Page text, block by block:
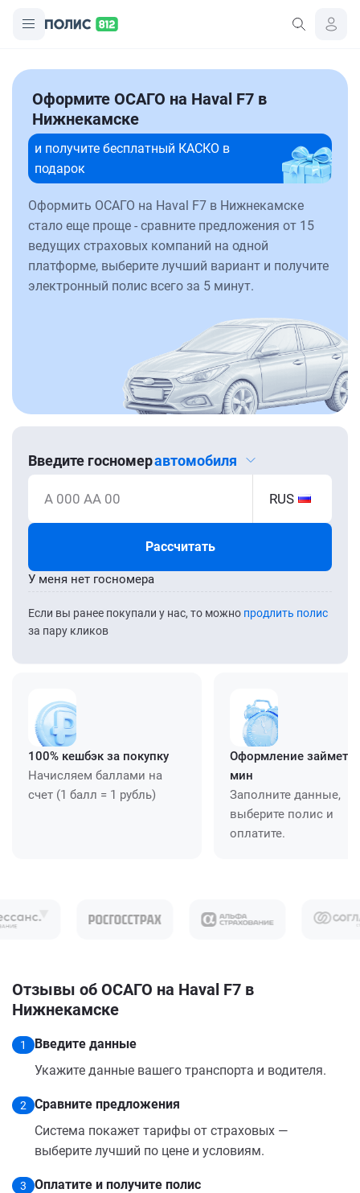
Оформите ОСАГО на Haval F7 в
Нижнекамске
и получите бесплатный КАСКО в
подарок
Оформить ОСАГО на Haval F7 в Нижнекамске
стало еще проще - сравните предложения от 15
ведущих страховых компаний на одной
платформе, выберите лучший вариант и получите
электронный полис всего за 5 минут.
Введите госномеравтомобиля
А 000 АА 00 RUS
Рассчитать
Если вы ранее покупали у нас, то можно продлить полис
за пару кликов
У меня нет госномера
100% кешбэк за покупку
Начисляем баллами на
счет (1 балл = 1 рубль)
Оформление займет
мин
Заполните данные,
выберите полис и
оплатите.
Отзывы об ОСАГО на Haval F7 в
Нижнекамске
1
Введите данные
Укажите данные вашего транспорта и водителя.
2
Сравните предложения
Система покажет тарифы от страховых —
выберите лучший по цене и условиям.
3
Оплатите и получите полис